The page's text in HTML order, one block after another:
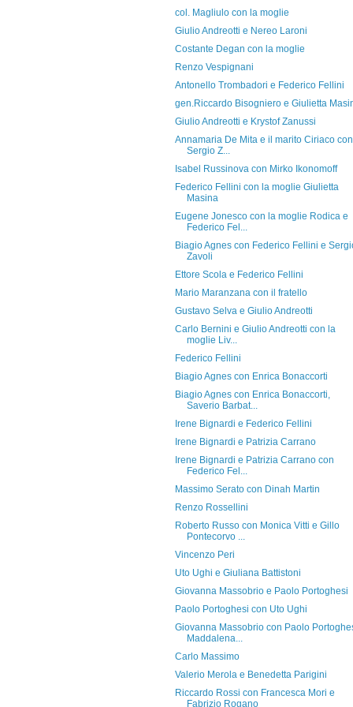
col. Magliulo con la moglie
Giulio Andreotti e Nereo Laroni
Costante Degan con la moglie
Renzo Vespignani
Antonello Trombadori e Federico Fellini
gen.Riccardo Bisogniero e Giulietta
Giulio Andreotti e Krystof Zanussi
Annamaria De Mita e il marito Ciriaco con
Sergio Z...
Isabel Russinova con Mirko Ikonomoff
Federico Fellini con la moglie Giulietta
Masina
Eugene Jonesco con la moglie Rodica e
Federico Fel...
Biagio Agnes con Federico Fellini e
Zavoli
Ettore Scola e Federico Fellini
Mario Maranzana con il fratello
Gustavo Selva e Giulio Andreotti
Carlo Bernini e Giulio Andreotti con la
moglie Liv...
Federico Fellini
Biagio Agnes con Enrica Bonaccorti
Biagio Agnes con Enrica Bonaccorti,
Saverio Barbat...
Irene Bignardi e Federico Fellini
Irene Bignardi e Patrizia Carrano
Irene Bignardi e Patrizia Carrano con
Federico Fel...
Massimo Serato con Dinah Martin
Renzo Rossellini
Roberto Russo con Monica Vitti e Gillo
Pontecorvo ...
Vincenzo Peri
Uto Ughi e Giuliana Battistoni
Giovanna Massobrio e Paolo Portoghesi
Paolo Portoghesi con Uto Ughi
Giovanna Massobrio con Paolo
Maddalena...
Carlo Massimo
Valerio Merola e Benedetta Parigini
Riccardo Rossi con Francesca Mori e
Fabrizio Rogano